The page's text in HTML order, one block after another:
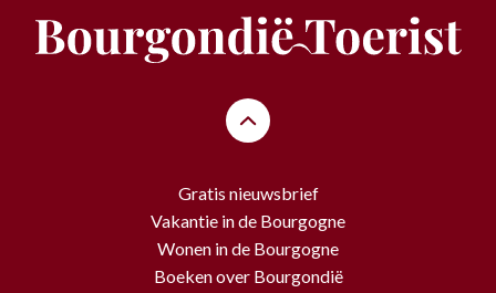
Gratis nieuwsbrief
Vakantie in de Bourgogne
Wonen in de Bourgogne
Boeken over Bourgondië